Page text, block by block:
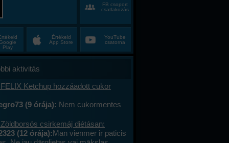
FB csoport
csatlakozás
Play
Értékeld
App Store
YouTube
csatorna
aktivitás
Ketchup hozzáadott cukor
(9 órája): Nem cukormentes
csirkemáj diétásan:
(12 órája):Man vienmēr ir paticis